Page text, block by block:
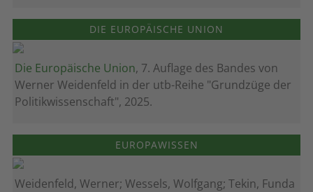
DIE EUROPÄISCHE UNION
Die Europäische Union, 7. Auflage des Bandes von
Werner Weidenfeld in der utb-Reihe "Grundzüge der
Politikwissenschaft", 2025.
EUROPAWISSEN
Weidenfeld, Werner; Wessels, Wolfgang; Tekin, Funda